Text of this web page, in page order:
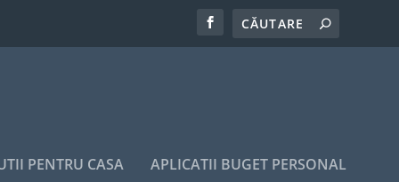
PENTRU CASA APLICATII BUGET PERSONAL